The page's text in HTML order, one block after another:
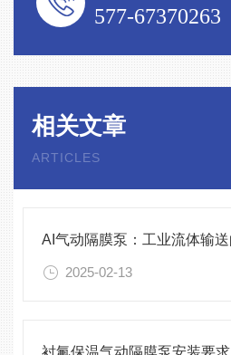
577-67370263
相关文章
ARTICLES
2025-02-13
衬氟保温气动隔膜泵安装要求